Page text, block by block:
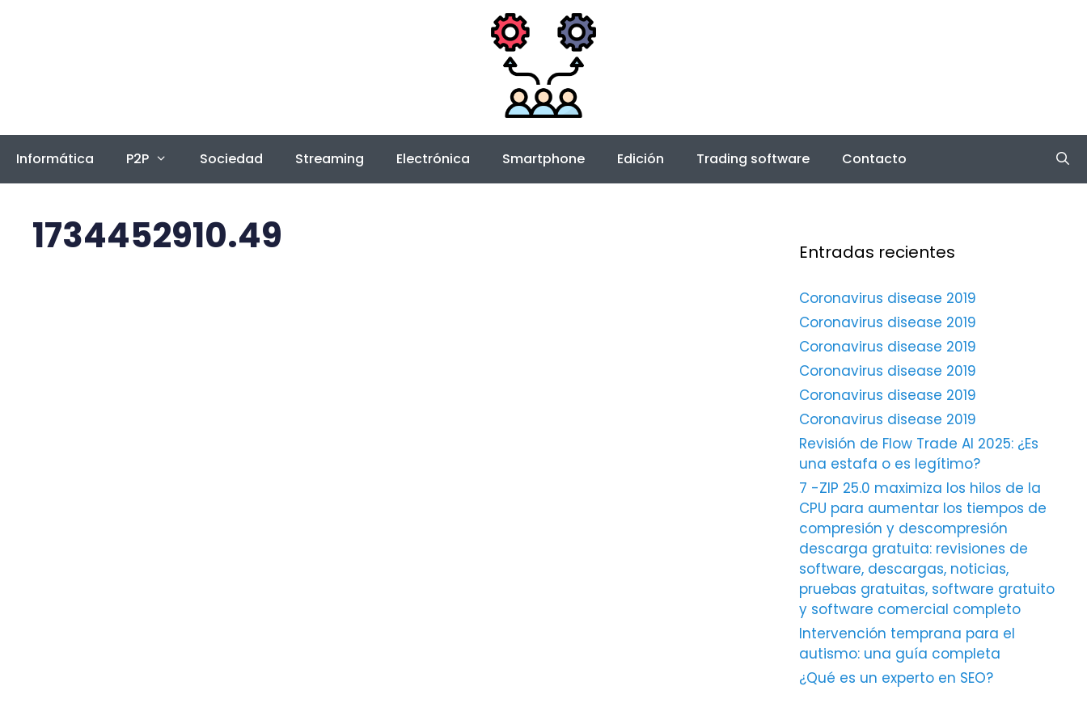
Informática P2P Sociedad Streaming Electrónica Smartphone Edición Trading software Contacto
1734452910.49 Entradas recientes
Coronavirus disease 2019
Coronavirus disease 2019
Coronavirus disease 2019
Coronavirus disease 2019
Coronavirus disease 2019
Coronavirus disease 2019
Revisión de Flow Trade AI 2025: ¿Es
una estafa o es legítimo?
7 -ZIP 25.0 maximiza los hilos de la
CPU para aumentar los tiempos de
compresión y descompresión
descarga gratuita: revisiones de
software, descargas, noticias,
pruebas gratuitas, software gratuito
y software comercial completo
Intervención temprana para el
autismo: una guía completa
¿Qué es un experto en SEO?